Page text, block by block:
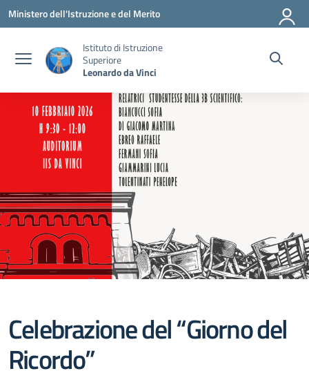
Vai ai contenuti
Vai al menu di navigazione
Vai al footer
Ministero dell'Istruzione e del Merito
Istituto di Istruzione
Superiore
Leonardo da Vinci
Celebrazione del “Giorno del
Ricordo”